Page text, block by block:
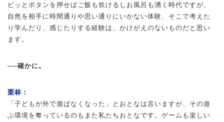
ピッとボタンを押せばご飯も炊けるしお風呂も湧く時代ですが、
自然を相手に時間通りや思い通りにいかない体験、そこで考えた
り学んだり、感じたりする経験は、かけがえのないものだと思い
ます。
──確かに。
栗林：
「子どもが外で遊ばなくなった」とおとなは言いますが、その遊
ぶ環境を奪っているのもまた私たちおとなです。ゲームも楽しい